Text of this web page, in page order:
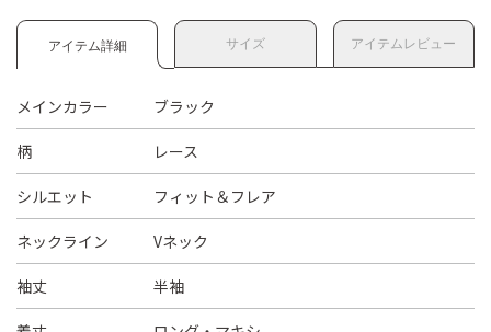
アイテム詳細 サイズ アイテムレビュー
メインカラー ブラック
柄 レース
シルエット フィット＆フレア
ネックライン Vネック
袖丈 半袖